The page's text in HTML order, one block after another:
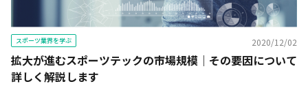
スポーツ業界を学ぶ 2020/12/02
拡大が進むスポーツテックの市場規模｜その要因について
詳しく解説します